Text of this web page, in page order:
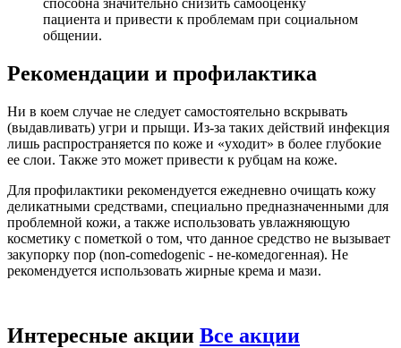
пациента и привести к проблемам при социальном
общении.
Рекомендации и профилактика
Ни в коем случае не следует самостоятельно вскрывать
(выдавливать) угри и прыщи. Из-за таких действий инфекция
лишь распространяется по коже и «уходит» в более глубокие
ее слои. Также это может привести к рубцам на коже.
Для профилактики рекомендуется ежедневно очищать кожу
деликатными средствами, специально предназначенными для
проблемной кожи, а также использовать увлажняющую
косметику с пометкой о том, что данное средство не вызывает
закупорку пор (non-comedogenic - не-комедогенная). Не
рекомендуется использовать жирные крема и мази.
Интересные акции Все акции